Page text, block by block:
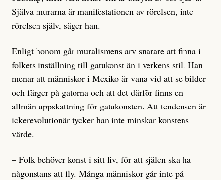
Själva murarna är manifestationen av rörelsen, inte
rörelsen själv, säger han.
Enligt honom går muralismens arv snarare att finna i
folkets inställning till gatukonst än i verkens stil. Han
menar att människor i Mexiko är vana vid att se bilder
och färger på gatorna och att det därför finns en
allmän uppskattning för gatukonsten. Att tendensen är
ickerevolutionär tycker han inte minskar konstens
värde.
– Folk behöver konst i sitt liv, för att själen ska ha
någonstans att fly. Många människor går inte på